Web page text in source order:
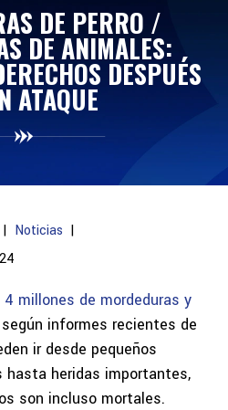
DE PERRO /
DE ANIMALES:
DESPUÉS
ATAQUE
| Noticias |
4 millones de mordeduras y
según informes recientes de
ir desde pequeños
hasta heridas importantes,
son incluso mortales.